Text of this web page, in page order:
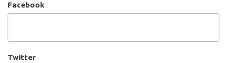
Facebook
Twitter